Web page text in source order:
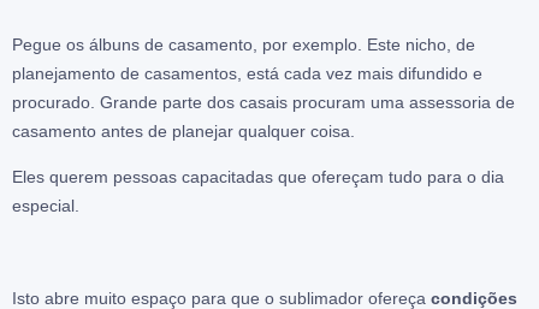
Pegue os álbuns de casamento, por exemplo. Este nicho, de
planejamento de casamentos, está cada vez mais difundido e
procurado. Grande parte dos casais procuram uma assessoria de
casamento antes de planejar qualquer coisa.
Eles querem pessoas capacitadas que ofereçam tudo para o dia
especial.
Isto abre muito espaço para que o sublimador ofereça condições